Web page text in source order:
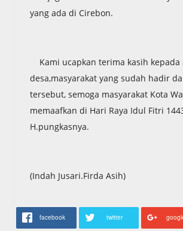
yang ada di Cirebon.
Kami ucapkan terima kasih kepada
desa,masyarakat yang sudah hadir
tersebut, semoga masyarakat Kota
memaafkan di Hari Raya Idul Fitri
H.pungkasnya.
(Indah Jusari.Firda Asih)
facebook twitter